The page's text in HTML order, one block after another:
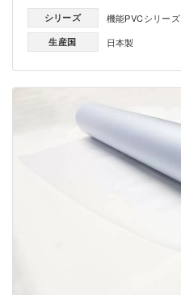
シリーズ 機能PVCシリーズ
生産国 日本製